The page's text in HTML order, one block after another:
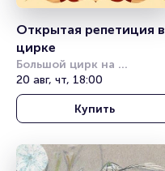
Открытая репетиция в
цирке
Большой цирк на
проспекте Вернадского
20 авг, чт, 18:00
Купить